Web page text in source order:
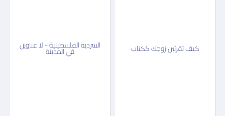
كيف تقرئين زوجك ككتاب السردية الفلسطينية - لا عناوين
في المدينة